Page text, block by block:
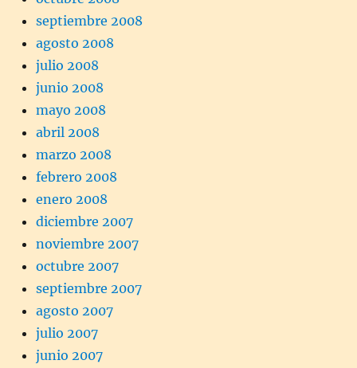
septiembre 2008
agosto 2008
julio 2008
junio 2008
mayo 2008
abril 2008
marzo 2008
febrero 2008
enero 2008
diciembre 2007
noviembre 2007
octubre 2007
septiembre 2007
agosto 2007
julio 2007
junio 2007